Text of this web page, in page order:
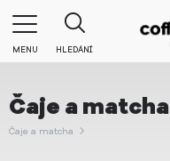
MENU HLEDÁNÍ
Čaje a matcha
Čaje a matcha